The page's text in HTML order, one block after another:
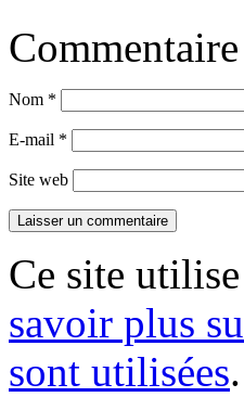
Commentaire
Nom *
E-mail *
Site web
Ce site
savoir plus
sont utilisées.